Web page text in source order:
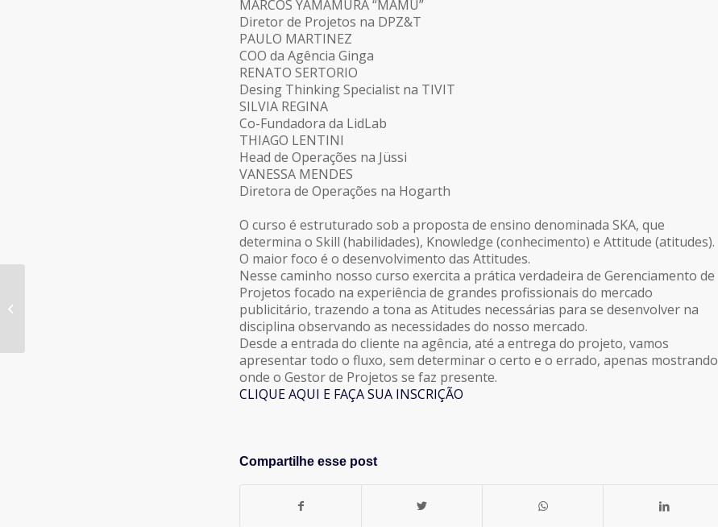
MARCOS YAMAMURA “MAMU”
Diretor de Projetos na DPZ&T
PAULO MARTINEZ
COO da Agência Ginga
RENATO SERTORIO
Desing Thinking Specialist na TIVIT
SILVIA REGINA
Co-Fundadora da LidLab
THIAGO LENTINI
Head de Operações na Jüssi
VANESSA MENDES
Diretora de Operações na Hogarth
O curso é estruturado sob a proposta de ensino denominada SKA, que
determina o Skill (habilidades), Knowledge (conhecimento) e Attitude (atitudes).
O maior foco é o desenvolvimento das Attitudes.
Nesse caminho nosso curso exercita a prática verdadeira de Gerenciamento de
Projetos focado na experiência de grandes profissionais do mercado
publicitário, trazendo a tona as Atitudes necessárias para se desenvolver na
disciplina observando as necessidades do nosso mercado.
Desde a entrada do cliente na agência, até a entrega do projeto, vamos
apresentar todo o fluxo, sem determinar o certo e o errado, apenas mostrando
onde o Gestor de Projetos se faz presente.
CLIQUE AQUI E FAÇA SUA INSCRIÇÃO
Compartilhe esse post